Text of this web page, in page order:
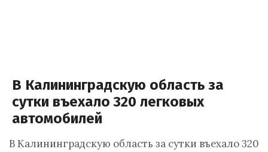
В Калининградскую область за
сутки въехало 320 легковых
автомобилей
В Калининградскую область за сутки въехало 320